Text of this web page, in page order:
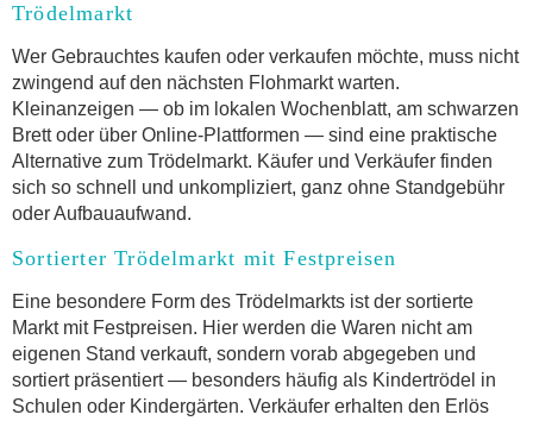
Trödelmarkt
Wer Gebrauchtes kaufen oder verkaufen möchte, muss nicht
zwingend auf den nächsten Flohmarkt warten.
Kleinanzeigen — ob im lokalen Wochenblatt, am schwarzen
Brett oder über Online-Plattformen — sind eine praktische
Alternative zum Trödelmarkt. Käufer und Verkäufer finden
sich so schnell und unkompliziert, ganz ohne Standgebühr
oder Aufbauaufwand.
Sortierter Trödelmarkt mit Festpreisen
Eine besondere Form des Trödelmarkts ist der sortierte
Markt mit Festpreisen. Hier werden die Waren nicht am
eigenen Stand verkauft, sondern vorab abgegeben und
sortiert präsentiert — besonders häufig als Kindertrödel in
Schulen oder Kindergärten. Verkäufer erhalten den Erlös